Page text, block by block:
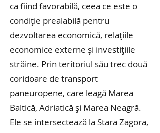
ca fiind favorabilă, ceea ce este o
condiție prealabilă pentru
dezvoltarea economică, relațiile
economice externe și investițiile
străine. Prin teritoriul său trec două
coridoare de transport
paneuropene, care leagă Marea
Baltică, Adriatică și Marea Neagră.
Ele se intersectează la Stara Zagora,